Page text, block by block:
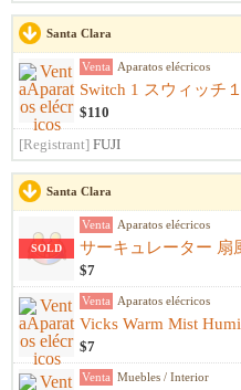
Santa Clara
Venta Aparatos elécricos
Switch 1 スウィッチ
$110
[Registrant] FUJI
Santa Clara
SOLD
Venta Aparatos elécricos
サーキュレーター 扇
$7
Venta Aparatos elécricos
Vicks Warm Mist
$7
Venta Muebles / Interior